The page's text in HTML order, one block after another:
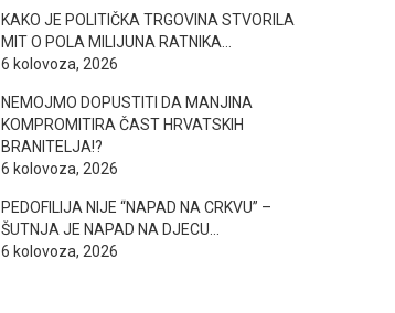
KAKO JE POLITIČKA TRGOVINA STVORILA
MIT O POLA MILIJUNA RATNIKA…
6 kolovoza, 2026
NEMOJMO DOPUSTITI DA MANJINA
KOMPROMITIRA ČAST HRVATSKIH
BRANITELJA!?
6 kolovoza, 2026
PEDOFILIJA NIJE “NAPAD NA CRKVU” –
ŠUTNJA JE NAPAD NA DJECU…
6 kolovoza, 2026